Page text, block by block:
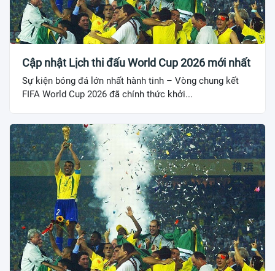
Cập nhật Lịch thi đấu World Cup 2026 mới nhất
Sự kiện bóng đá lớn nhất hành tinh – Vòng chung kết
FIFA World Cup 2026 đã chính thức khởi...